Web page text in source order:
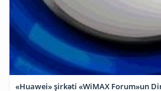
«Huawei» şirkəti «WiMAX Forum»un